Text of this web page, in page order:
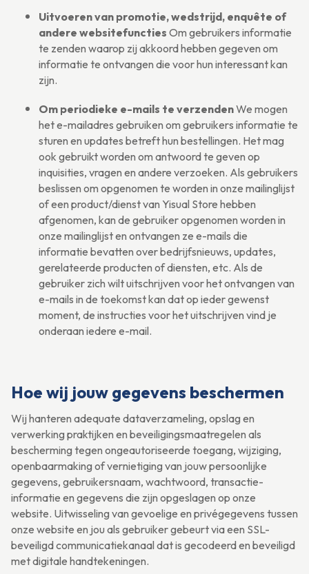
Uitvoeren van promotie, wedstrijd, enquête of
andere websitefuncties Om gebruikers informatie
te zenden waarop zij akkoord hebben gegeven om
informatie te ontvangen die voor hun interessant kan
zijn.
Om periodieke e-mails te verzendenWe mogen
het e-mailadres gebruiken om gebruikers informatie te
sturen en updates betreft hun bestellingen. Het mag
ook gebruikt worden om antwoord te geven op
inquisities, vragen en andere verzoeken. Als gebruikers
beslissen om opgenomen te worden in onze mailinglijst
of een product/dienst van Yisual Store hebben
afgenomen, kan de gebruiker opgenomen worden in
onze mailinglijst en ontvangen ze e-mails die
informatie bevatten over bedrijfsnieuws, updates,
gerelateerde producten of diensten, etc. Als de
gebruiker zich wilt uitschrijven voor het ontvangen van
e-mails in de toekomst kan dat op ieder gewenst
moment, de instructies voor het uitschrijven vind je
onderaan iedere e-mail.
Hoe wij jouw gegevens beschermen
Wij hanteren adequate dataverzameling, opslag en
verwerking praktijken en beveiligingsmaatregelen als
bescherming tegen ongeautoriseerde toegang, wijziging,
openbaarmaking of vernietiging van jouw persoonlijke
gegevens, gebruikersnaam, wachtwoord, transactie-
informatie en gegevens die zijn opgeslagen op onze
website. Uitwisseling van gevoelige en privégegevens tussen
onze website en jou als gebruiker gebeurt via een SSL-
beveiligd communicatiekanaal dat is gecodeerd en beveiligd
met digitale handtekeningen.